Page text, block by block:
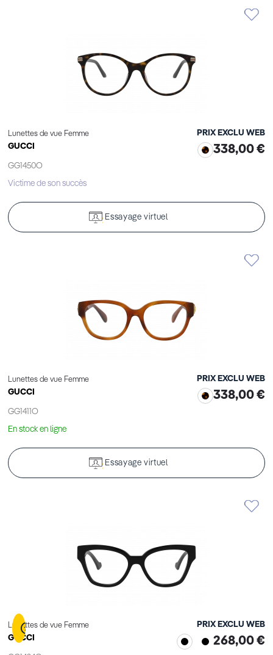
Lunettes de vue Femme
GUCCI
GG1450O
PRIX EXCLU WEB
338,00 €
Victime de son succès
Essayage virtuel
Lunettes de vue Femme
GUCCI
GG1411O
PRIX EXCLU WEB
338,00 €
En stock en ligne
Essayage virtuel
Lunettes de vue Femme
GUCCI
PRIX EXCLU WEB
268,00 €